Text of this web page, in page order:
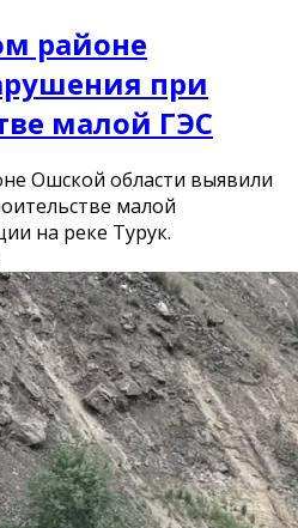
районе
при
малой ГЭС
Ошской области выявили
малой
на реке Турук.